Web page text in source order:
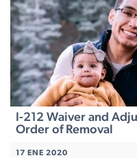
I-212 Waiver and
Order of Removal
17 ENE 2020